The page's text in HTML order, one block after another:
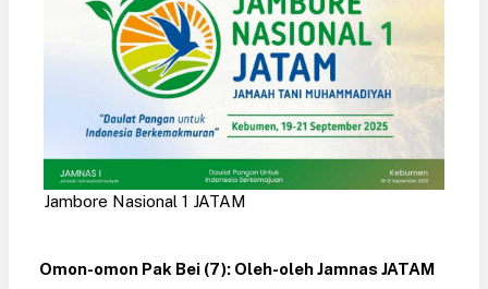
Jambore Nasional 1 JATAM
Omon-omon Pak Bei (7): Oleh-oleh Jamnas JATAM